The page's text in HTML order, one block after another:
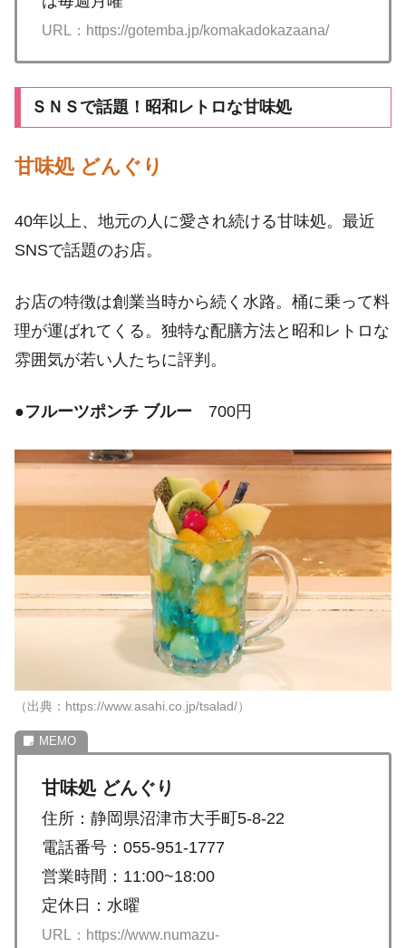
URL：https://gotemba.jp/komakadokazaana/
ＳＮＳで話題！昭和レトロな甘味処
甘味処 どんぐり
40年以上、地元の人に愛され続ける甘味処。最近
SNSで話題のお店。
お店の特徴は創業当時から続く水路。桶に乗って料
理が運ばれてくる。独特な配膳方法と昭和レトロな
雰囲気が若い人たちに評判。
●フルーツポンチ ブルー 700円
（出典：https://www.asahi.co.jp/tsalad/）
甘味処 どんぐり
住所：静岡県沼津市大手町5-8-22
電話番号：055-951-1777
営業時間：11:00~18:00
定休日：水曜
URL：https://www.numazu-